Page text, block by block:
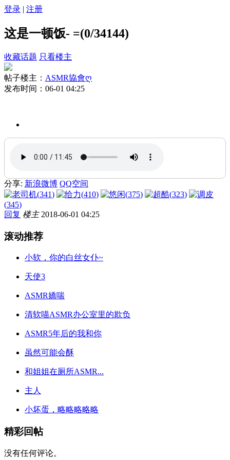
登录 | 注册
这是一顿饭- =(0/34144)
收藏话题 只看楼主
帖子楼主： ASMR協會ღ
发布时间：06-01 04:25
分享: 新浪微博 QQ空间
(341) (410) (375) (323)
(345)
回复 楼主2018-06-01 04:25
滚动推荐
小软，你的白丝女仆~
天使3
ASMR嬌喘
清软喵ASMR办公室里的欺负
ASMR5年后的我和你
虽然可能会酥
和姐姐在厕所ASMR...
主人
小坏蛋，略略略略略
精彩回帖
没有任何评论。